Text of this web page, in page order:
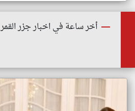
أخر ساعة في اخبار جزر القمر